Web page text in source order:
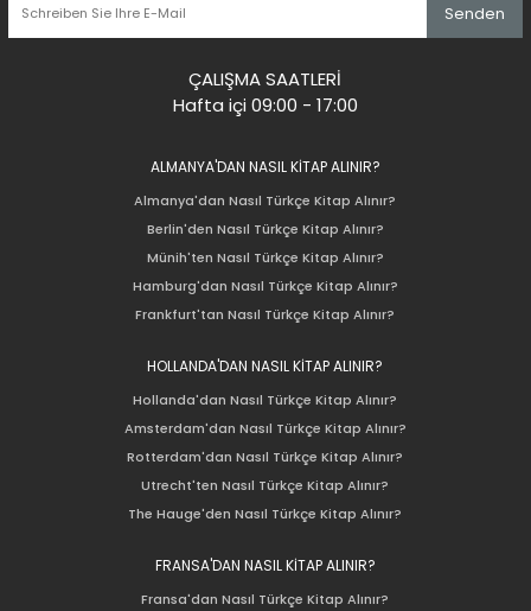
Senden
ÇALIŞMA SAATLERİ
Hafta içi 09:00 - 17:00
ALMANYA'DAN NASIL KİTAP ALINIR?
Almanya'dan Nasıl Türkçe Kitap Alınır?
Berlin'den Nasıl Türkçe Kitap Alınır?
Münih'ten Nasıl Türkçe Kitap Alınır?
Hamburg'dan Nasıl Türkçe Kitap Alınır?
Frankfurt'tan Nasıl Türkçe Kitap Alınır?
HOLLANDA'DAN NASIL KİTAP ALINIR?
Hollanda'dan Nasıl Türkçe Kitap Alınır?
Amsterdam'dan Nasıl Türkçe Kitap Alınır?
Rotterdam'dan Nasıl Türkçe Kitap Alınır?
Utrecht'ten Nasıl Türkçe Kitap Alınır?
The Hauge'den Nasıl Türkçe Kitap Alınır?
FRANSA'DAN NASIL KİTAP ALINIR?
Fransa'dan Nasıl Türkçe Kitap Alınır?